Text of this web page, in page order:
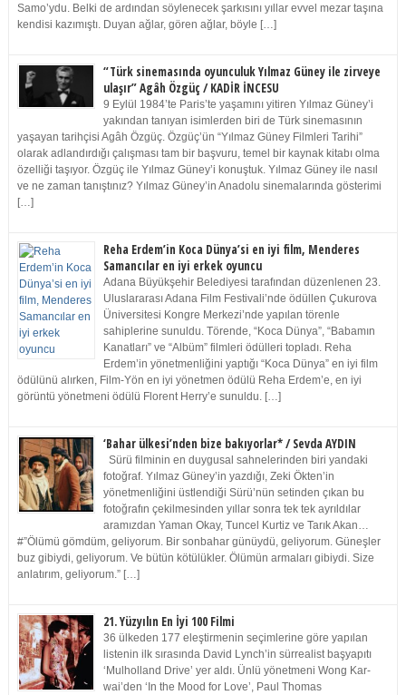
Samo’ydu. Belki de ardından söylenecek şarkısını yıllar evvel mezar taşına
kendisi kazımıştı. Duyan ağlar, gören ağlar, böyle […]
“Türk sinemasında oyunculuk Yılmaz Güney ile zirveye
ulaşır” Agâh Özgüç / KADİR İNCESU
9 Eylül 1984’te Paris’te yaşamını yitiren Yılmaz Güney’i
yakından tanıyan isimlerden biri de Türk sinemasının
yaşayan tarihçisi Agâh Özgüç. Özgüç’ün “Yılmaz Güney Filmleri Tarihi”
olarak adlandırdığı çalışması tam bir başvuru, temel bir kaynak kitabı olma
özelliği taşıyor. Özgüç ile Yılmaz Güney’i konuştuk. Yılmaz Güney ile nasıl
ve ne zaman tanıştınız? Yılmaz Güney’in Anadolu sinemalarında gösterimi
[…]
Reha Erdem’in Koca Dünya’si en iyi film, Menderes
Samancılar en iyi erkek oyuncu
Adana Büyükşehir Belediyesi tarafından düzenlenen 23.
Uluslararası Adana Film Festivali’nde ödüllen Çukurova
Üniversitesi Kongre Merkezi’nde yapılan törenle
sahiplerine sunuldu. Törende, “Koca Dünya”, “Babamın
Kanatları” ve “Albüm” filmleri ödülleri topladı. Reha
Erdem’in yönetmenliğini yaptığı “Koca Dünya” en iyi film
ödülünü alırken, Film-Yön en iyi yönetmen ödülü Reha Erdem’e, en iyi
görüntü yönetmeni ödülü Florent Herry’e sunuldu. […]
‘Bahar ülkesi’nden bize bakıyorlar* / Sevda AYDIN
Sürü filminin en duygusal sahnelerinden biri yandaki
fotoğraf. Yılmaz Güney’in yazdığı, Zeki Ökten’in
yönetmenliğini üstlendiği Sürü’nün setinden çıkan bu
fotoğrafın çekilmesinden yıllar sonra tek tek ayrıldılar
aramızdan Yaman Okay, Tuncel Kurtiz ve Tarık Akan…
#”Ölümü gömdüm, geliyorum. Bir sonbahar günüydü, geliyorum. Güneşler
buz gibiydi, geliyorum. Ve bütün kötülükler. Ölümün armaları gibiydi. Size
anlatırım, geliyorum.” […]
21. Yüzyılın En İyi 100 Filmi
36 ülkeden 177 eleştirmenin seçimlerine göre yapılan
listenin ilk sırasında David Lynch’in sürrealist başyapıtı
‘Mulholland Drive’ yer aldı. Ünlü yönetmeni Wong Kar-
wai’den ‘In the Mood for Love’, Paul Thomas